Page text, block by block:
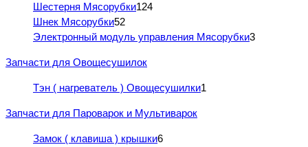
Шестерня Мясорубки124
Шнек Мясорубки52
Электронный модуль управления Мясорубки3
Запчасти для Овощесушилок
Тэн ( нагреватель ) Овощесушилки1
Запчасти для Пароварок и Мультиварок
Замок ( клавиша ) крышки6